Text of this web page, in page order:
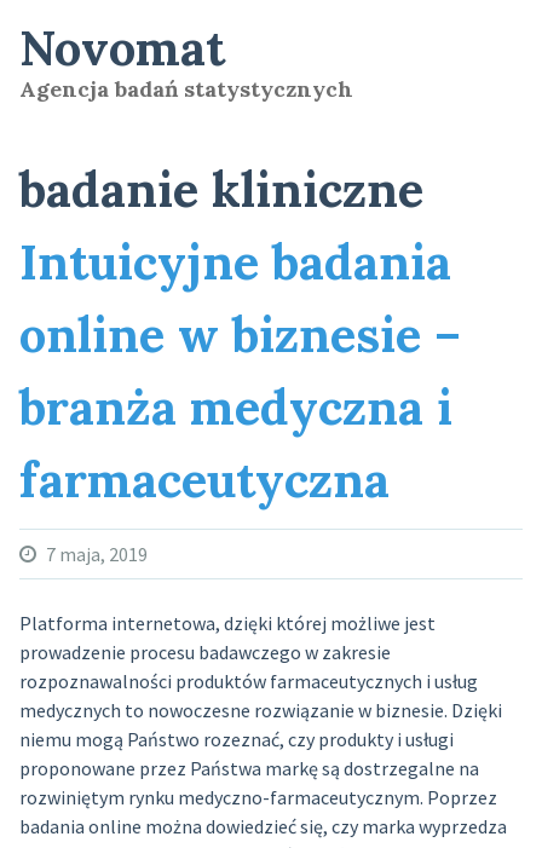
content
Novomat
Agencja badań statystycznych
badanie kliniczne
Intuicyjne badania
online w biznesie –
branża medyczna i
farmaceutyczna
7 maja, 2019
Platforma internetowa, dzięki której możliwe jest
prowadzenie procesu badawczego w zakresie
rozpoznawalności produktów farmaceutycznych i usług
medycznych to nowoczesne rozwiązanie w biznesie. Dzięki
niemu mogą Państwo rozeznać, czy produkty i usługi
proponowane przez Państwa markę są dostrzegalne na
rozwiniętym rynku medyczno-farmaceutycznym. Poprzez
badania online można dowiedzieć się, czy marka wyprzedza